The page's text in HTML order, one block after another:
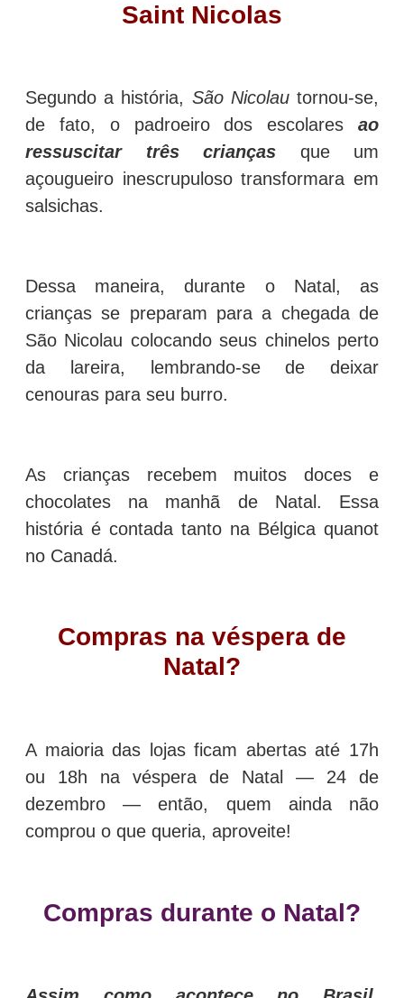
Saint Nicolas
Segundo a história, São Nicolautornou-se,
de fato, o padroeiro dos escolares ao
ressuscitar três crianças
que um
açougueiro inescrupuloso transformara em
salsichas.
Dessa maneira, durante o Natal, as
crianças se preparam para a chegada de
São Nicolau colocando seus chinelos perto
da lareira, lembrando-se de deixar
cenouras para seu burro.
As crianças recebem muitos doces e
chocolates na manhã de Natal. Essa
história é contada tanto na Bélgica quanot
no Canadá.
Compras na véspera de
Natal?
A maioria das lojas ficam abertas até 17h
ou 18h na véspera de Natal — 24 de
dezembro — então, quem ainda não
comprou o que queria, aproveite!
Compras durante o Natal?